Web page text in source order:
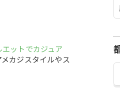
ットでカジュア
カジスタイルやス